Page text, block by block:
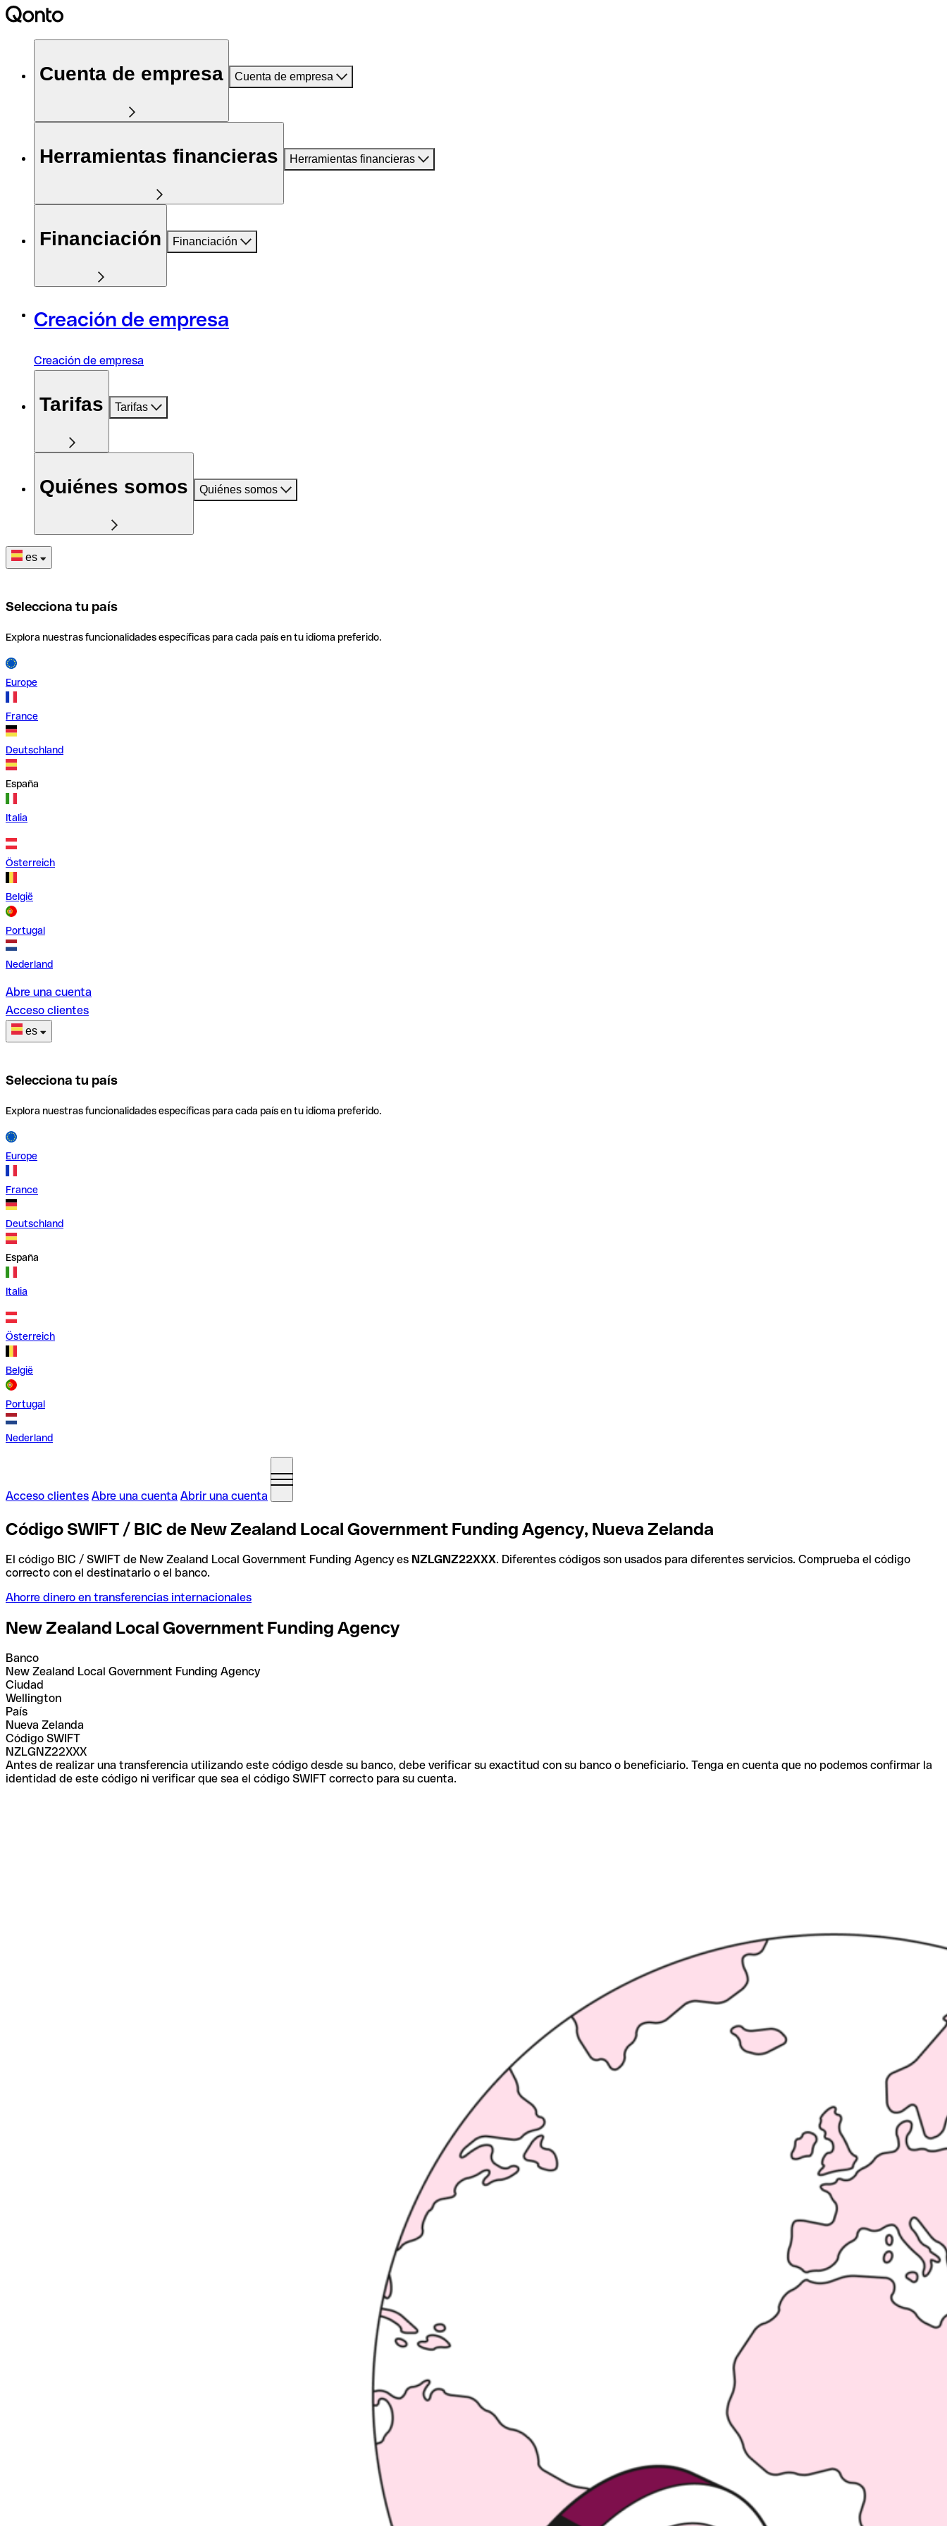
Cuenta de empresa Cuenta de empresa
Herramientas financieras Herramientas financieras
Financiación Financiación
Creación de empresa
Creación de empresa
Tarifas Tarifas
Quiénes somos Quiénes somos
es
Selecciona tu país
Explora nuestras funcionalidades específicas para cada país en tu idioma preferido.
Europe
France
Deutschland
España
Italia
Österreich
België
Portugal
Nederland
Abre una cuenta
Acceso clientes
es
Selecciona tu país
Explora nuestras funcionalidades específicas para cada país en tu idioma preferido.
Europe
France
Deutschland
España
Italia
Österreich
België
Portugal
Nederland
Acceso clientes Abre una cuenta Abrir una cuenta
Código SWIFT / BIC de New Zealand Local Government Funding Agency, Nueva Zelanda
El código BIC / SWIFT de New Zealand Local Government Funding Agency es NZLGNZ22XXX. Diferentes códigos son usados para diferentes servicios. Comprueba el código
correcto con el destinatario o el banco.
Ahorre dinero en transferencias internacionales
New Zealand Local Government Funding Agency
Banco
New Zealand Local Government Funding Agency
Ciudad
Wellington
País
Nueva Zelanda
Código SWIFT
NZLGNZ22XXX
Antes de realizar una transferencia utilizando este código desde su banco, debe verificar su exactitud con su banco o beneficiario. Tenga en cuenta que no podemos confirmar la
identidad de este código ni verificar que sea el código SWIFT correcto para su cuenta.